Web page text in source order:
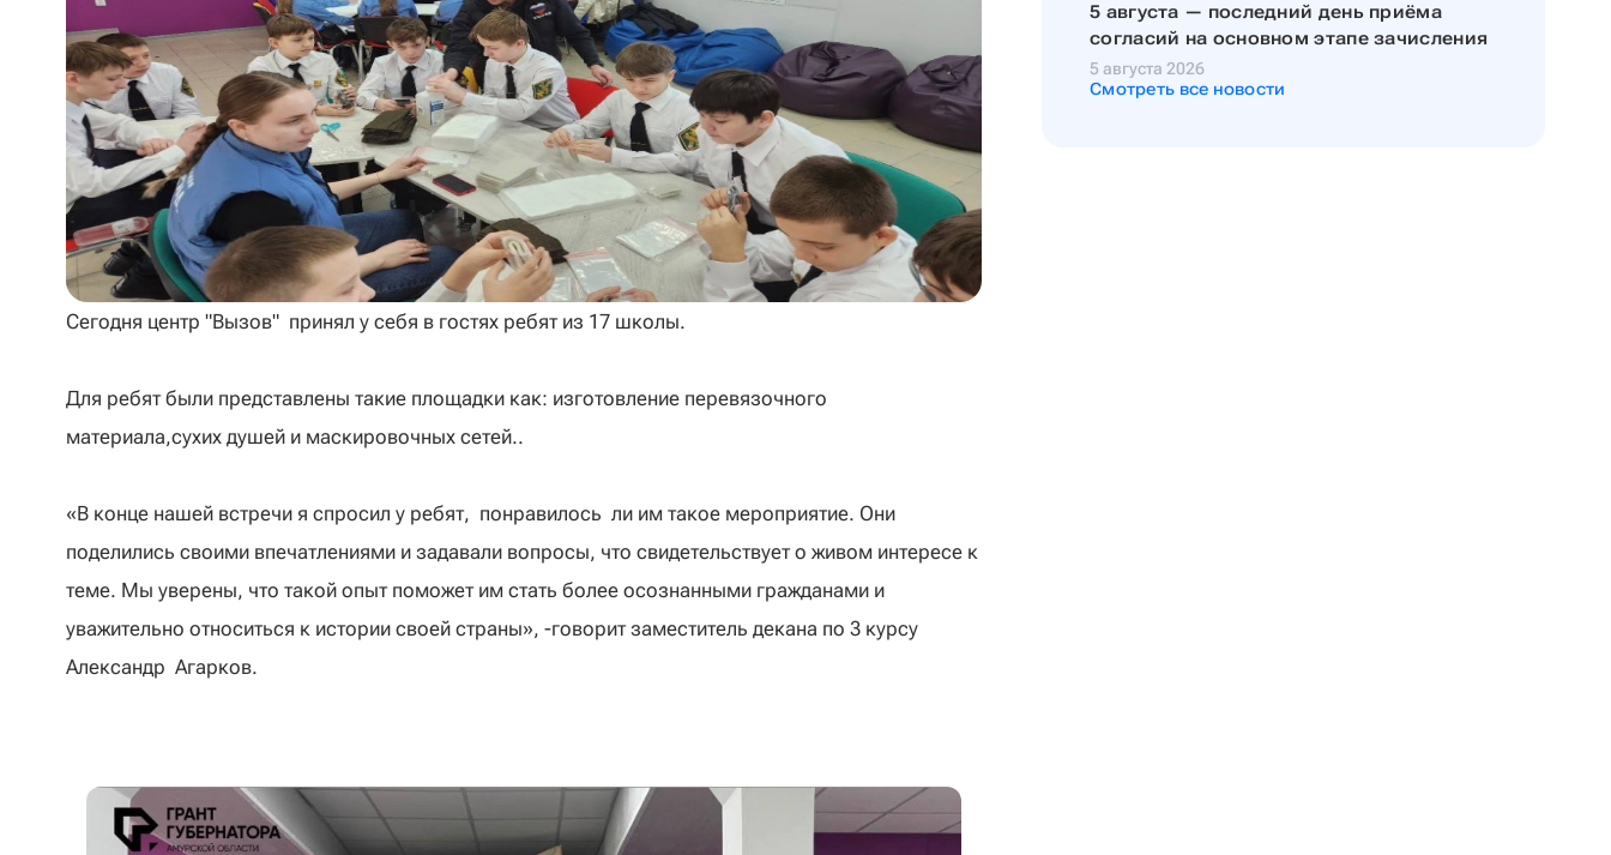
Сегодня центр "Вызов" принял у себя в гостях ребят из 17 школы.
Для ребят были представлены такие площадки как: изготовление перевязочного
материала,сухих душей и маскировочных сетей..
«В конце нашей встречи я спросил у ребят, понравилось ли им такое мероприятие. Они
поделились своими впечатлениями и задавали вопросы, что свидетельствует о живом интересе к
теме. Мы уверены, что такой опыт поможет им стать более осознанными гражданами и
уважительно относиться к истории своей страны», -говорит заместитель декана по 3 курсу
Александр Агарков.
5 августа — последний день приёма
согласий на основном этапе зачисления
5 августа 2026
Смотреть все новости